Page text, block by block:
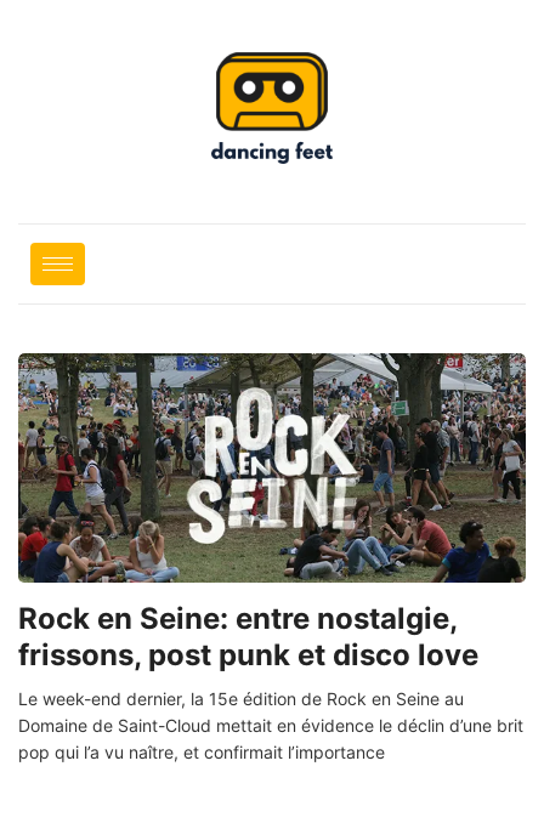
Rock en Seine: entre nostalgie,
frissons, post punk et disco love
Le week-end dernier, la 15e édition de Rock en Seine au
Domaine de Saint-Cloud mettait en évidence le déclin d’une brit
pop qui l’a vu naître, et confirmait l’importance